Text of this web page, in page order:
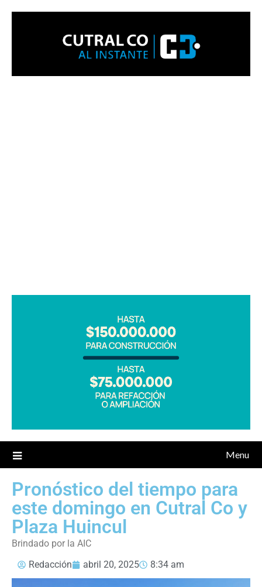
Menu
Pronóstico del tiempo para
este domingo en Cutral Co y
Plaza Huincul
Brindado por la AIC
Redacción
abril 20, 2025 8:34 am